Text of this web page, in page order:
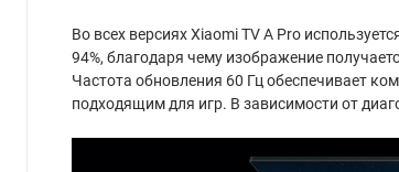
Во всех версиях Xiaomi TV A Pro
94%, благодаря чему изображение
Частота обновления 60 Гц обеспечивает
подходящим для игр. В зависимости от